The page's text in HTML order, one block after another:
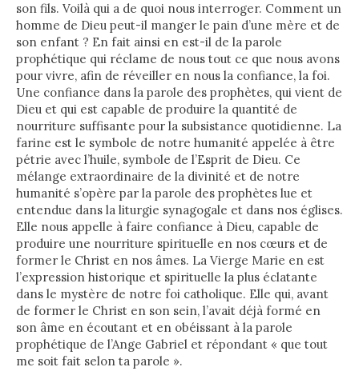
son fils. Voilà qui a de quoi nous interroger. Comment un
homme de Dieu peut-il manger le pain d’une mère et de
son enfant ? En fait ainsi en est-il de la parole
prophétique qui réclame de nous tout ce que nous avons
pour vivre, afin de réveiller en nous la confiance, la foi.
Une confiance dans la parole des prophètes, qui vient de
Dieu et qui est capable de produire la quantité de
nourriture suffisante pour la subsistance quotidienne. La
farine est le symbole de notre humanité appelée à être
pétrie avec l’huile, symbole de l’Esprit de Dieu. Ce
mélange extraordinaire de la divinité et de notre
humanité s’opère par la parole des prophètes lue et
entendue dans la liturgie synagogale et dans nos églises.
Elle nous appelle à faire confiance à Dieu, capable de
produire une nourriture spirituelle en nos cœurs et de
former le Christ en nos âmes. La Vierge Marie en est
l’expression historique et spirituelle la plus éclatante
dans le mystère de notre foi catholique. Elle qui, avant
de former le Christ en son sein, l’avait déjà formé en
son âme en écoutant et en obéissant à la parole
prophétique de l’Ange Gabriel et répondant « que tout
me soit fait selon ta parole ».